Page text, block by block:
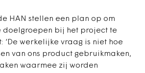
HAN stellen een plan op om
bij het project te
‘De werkelijke vraag is niet hoe
van ons product gebruikmaken,
waarmee zij worden